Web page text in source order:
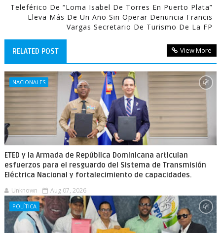
Teleférico De “Loma Isabel De Torres En Puerto Plata”
Lleva Más De Un Año Sin Operar Denuncia Francis
Vargas Secretario De Turismo De La FP
RELATED POST View More
NACIONALES
ETED y la Armada de República Dominicana articulan
esfuerzos para el resguardo del Sistema de Transmisión
Eléctrica Nacional y fortalecimiento de capacidades.
Unknown Aug 07, 2026
POLÍTICA